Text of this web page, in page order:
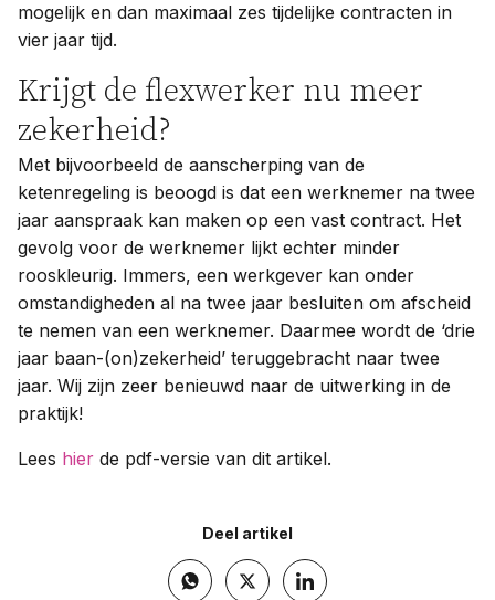
mogelijk en dan maximaal zes tijdelijke contracten in
vier jaar tijd.
Krijgt de flexwerker nu meer
zekerheid?
Met bijvoorbeeld de aanscherping van de
ketenregeling is beoogd is dat een werknemer na twee
jaar aanspraak kan maken op een vast contract. Het
gevolg voor de werknemer lijkt echter minder
rooskleurig. Immers, een werkgever kan onder
omstandigheden al na twee jaar besluiten om afscheid
te nemen van een werknemer. Daarmee wordt de ‘drie
jaar baan-(on)zekerheid’ teruggebracht naar twee
jaar. Wij zijn zeer benieuwd naar de uitwerking in de
praktijk!
Lees hier de pdf-versie van dit artikel.
Deel artikel